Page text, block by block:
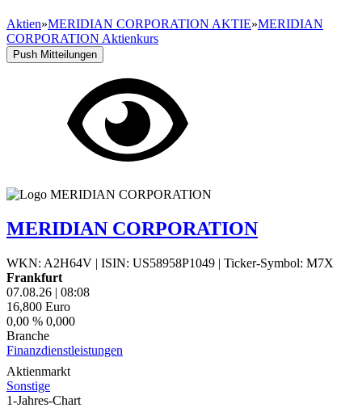
Aktien»MERIDIAN CORPORATION AKTIE»MERIDIAN
CORPORATION Aktienkurs
Push Mitteilungen
MERIDIAN CORPORATION
WKN: A2H64V | ISIN: US58958P1049 | Ticker-Symbol: M7X
Frankfurt
07.08.26 | 08:08
16,800 Euro
0,00 % 0,000
Branche
Finanzdienstleistungen
Aktienmarkt
Sonstige
1-Jahres-Chart